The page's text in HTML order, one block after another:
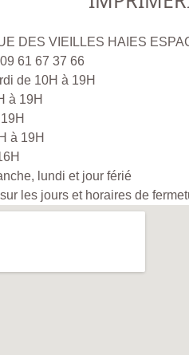
DES VIEILLES HAIES
61 67 37 66
de 10H à 19H
à 19H
à 19H
lundi et jour férié
les jours et horaires de